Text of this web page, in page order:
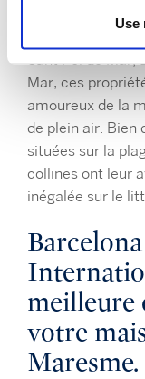
Use
Situées dans
Sant Pol de Mar,
Mar, ces
amoureux de la
de plein air. Bien
situées sur la
collines ont leur
inégalée sur le
meilleure
votre
Maresme.